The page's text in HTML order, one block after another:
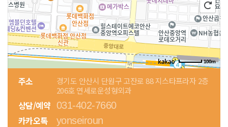
100m
주소
경기도 안산시 단원구 고잔로 88 지스타프라자 2층
206호 연세로운성형외과
상담/예약 031-402-7660
카카오톡 yonseiroun